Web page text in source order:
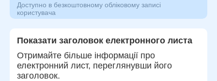
Доступно в безкоштовному обліковому записі
користувача
Показати заголовок електронного листа
Отримайте більше інформації про
електронний лист, переглянувши його
заголовок.